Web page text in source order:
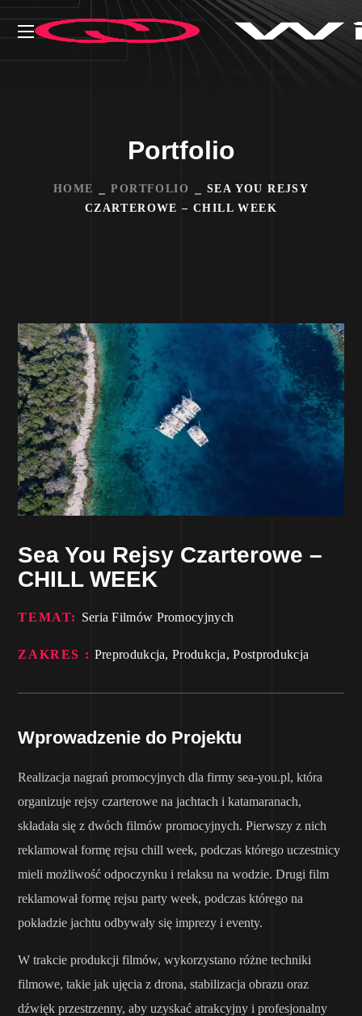
Portfolio
HOME PORTFOLIO
SEA YOU REJSY
CZARTEROWE – CHILL WEEK
Sea You Rejsy Czarterowe –
CHILL WEEK
TEMAT: Seria Filmów Promocyjnych
ZAKRES : Preprodukcja, Produkcja, Postprodukcja
Wprowadzenie do Projektu
Realizacja nagrań promocyjnych dla firmy sea-you.pl, która
organizuje rejsy czarterowe na jachtach i katamaranach,
składała się z dwóch filmów promocyjnych. Pierwszy z nich
reklamował formę rejsu chill week, podczas którego uczestnicy
mieli możliwość odpoczynku i relaksu na wodzie. Drugi film
reklamował formę rejsu party week, podczas którego na
pokładzie jachtu odbywały się imprezy i eventy.
W trakcie produkcji filmów, wykorzystano różne techniki
filmowe, takie jak ujęcia z drona, stabilizacja obrazu oraz
dźwięk przestrzenny, aby uzyskać atrakcyjny i profesjonalny